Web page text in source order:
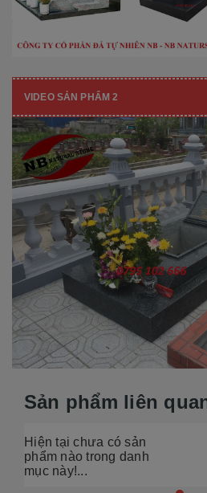
VIDEO SẢN PHẨM 2
Sản phẩm liên
Hiện tại chưa có sản
phẩm nào trong danh
mục này!...